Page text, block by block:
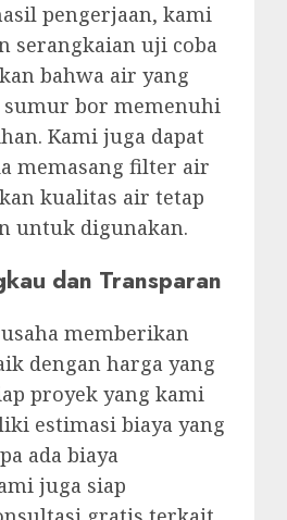
pengerjaan, kami
serangkaian uji coba
bahwa air yang
bor memenuhi
Kami juga dapat
memasang filter air
kualitas air tetap
untuk digunakan.
dan Transparan
memberikan
dengan harga yang
proyek yang kami
estimasi biaya yang
ada biaya
juga siap